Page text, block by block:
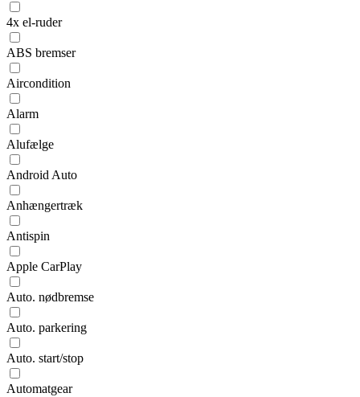
4x el-ruder
ABS bremser
Aircondition
Alarm
Alufælge
Android Auto
Anhængertræk
Antispin
Apple CarPlay
Auto. nødbremse
Auto. parkering
Auto. start/stop
Automatgear